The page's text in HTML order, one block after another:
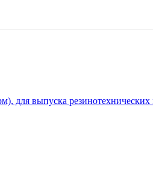
для выпуска резинотехнических